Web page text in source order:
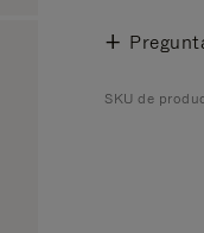
SKU de